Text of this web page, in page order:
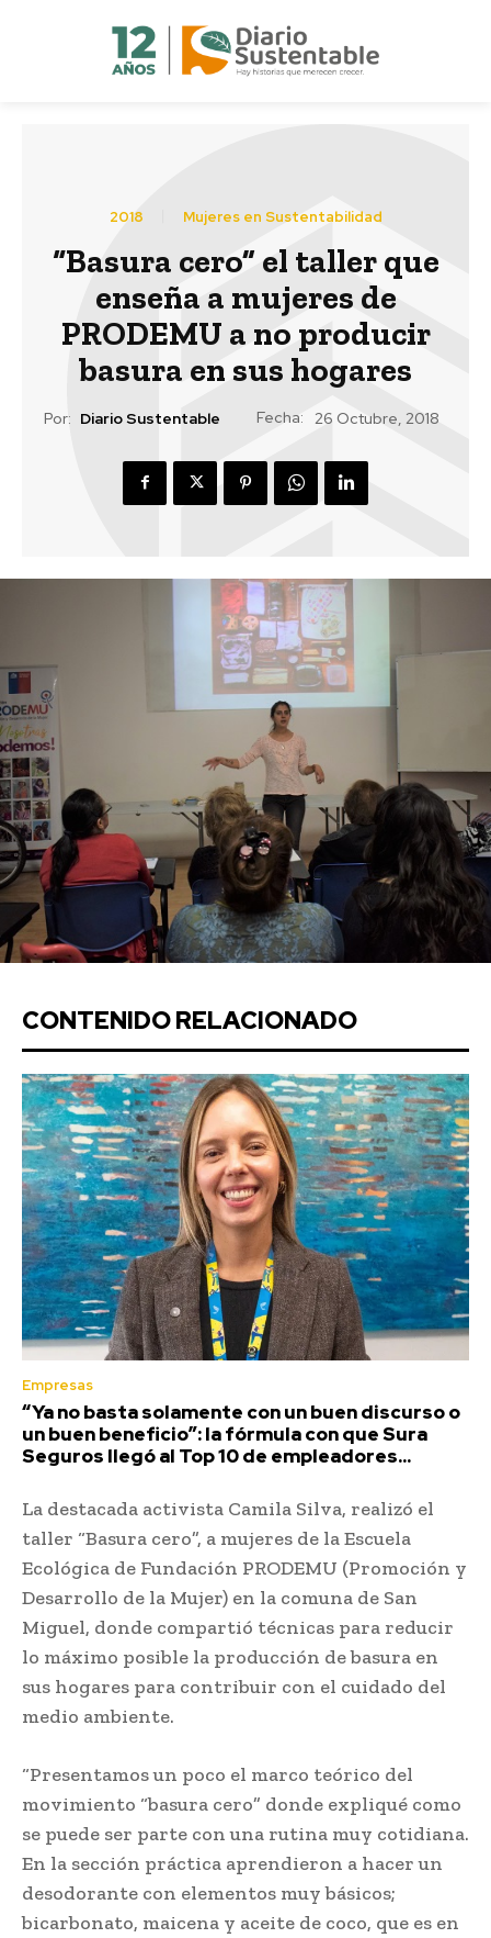
2018 Mujeres en Sustentabilidad
“Basura cero” el taller que
enseña a mujeres de
PRODEMU a no producir
basura en sus hogares
Por: Diario Sustentable Fecha: 26 Octubre, 2018
CONTENIDO RELACIONADO
Empresas
“Ya no basta solamente con un buen discurso o
un buen beneficio”: la fórmula con que Sura
Seguros llegó al Top 10 de empleadores...
La destacada activista Camila Silva, realizó el
taller “Basura cero”, a mujeres de la Escuela
Ecológica de Fundación PRODEMU (Promoción y
Desarrollo de la Mujer) en la comuna de San
Miguel, donde compartió técnicas para reducir
lo máximo posible la producción de basura en
sus hogares para contribuir con el cuidado del
medio ambiente.
“Presentamos un poco el marco teórico del
movimiento “basura cero” donde expliqué como
se puede ser parte con una rutina muy cotidiana.
En la sección práctica aprendieron a hacer un
desodorante con elementos muy básicos;
bicarbonato, maicena y aceite de coco, que es en